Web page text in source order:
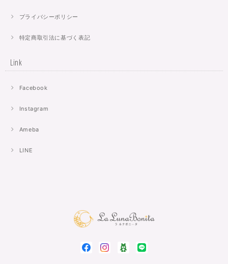
プライバシーポリシー
特定商取引法に基づく表記
Link
Facebook
Instagram
Ameba
LINE